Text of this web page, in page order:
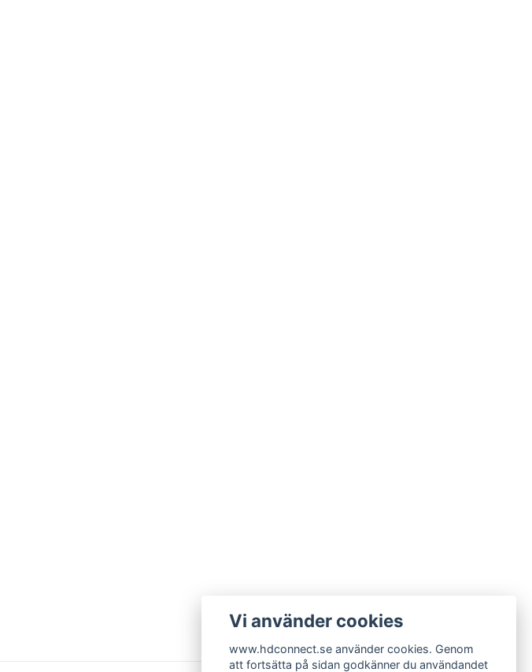
Vi använder cookies
www.hdconnect.se använder cookies. Genom
att fortsätta på sidan godkänner du användandet